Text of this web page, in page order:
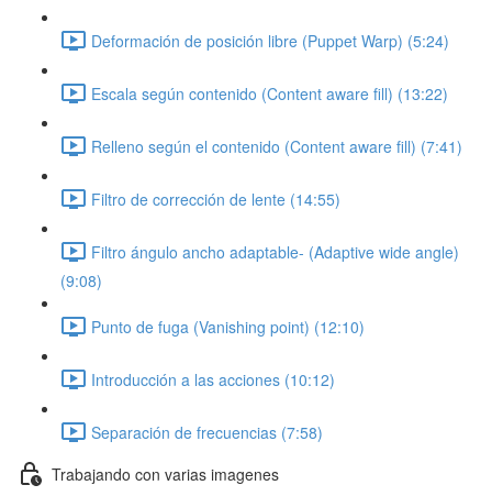
Deformación de posición libre (Puppet Warp) (5:24)
Escala según contenido (Content aware fill) (13:22)
Relleno según el contenido (Content aware fill) (7:41)
Filtro de corrección de lente (14:55)
Filtro ángulo ancho adaptable- (Adaptive wide angle)
(9:08)
Punto de fuga (Vanishing point) (12:10)
Introducción a las acciones (10:12)
Separación de frecuencias (7:58)
Trabajando con varias imagenes